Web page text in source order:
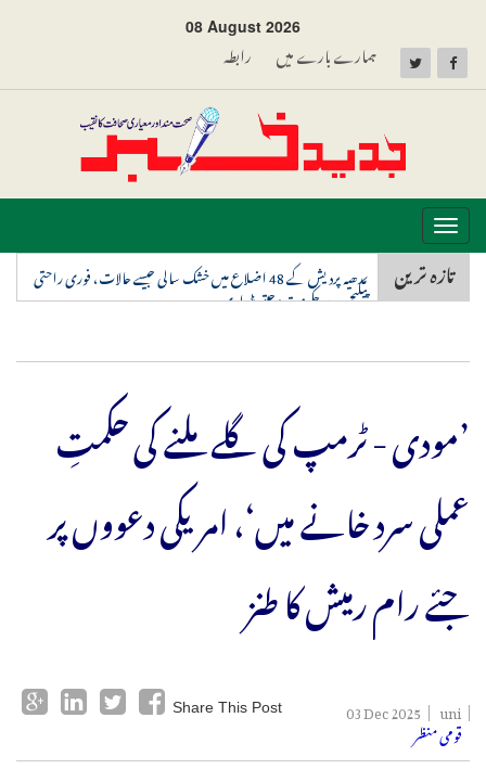
08 August 2026
ہمارے بارے میں رابطہ
Toggle
navigation
تازہ ترین مدھیہ پردیش کے 48 اضلاع میں خشک سالی جیسے حالات، فوری راحتی
پیکیج دے حکومت: جیتو پٹواری
’مودی - ٹرمپ کی گلے ملنے کی حکمتِ
عملی سرد خانے میں‘، امریکی دعووں پر
جئے رام رمیش کا طنز
Share This Post 03 Dec 2025 uni
قومی منظر